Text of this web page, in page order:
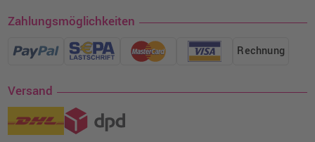
Zahlungsmöglichkeiten
Rechnung
Versand